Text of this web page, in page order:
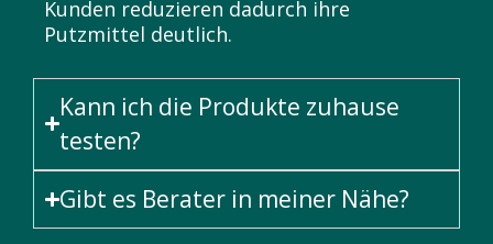
Kunden reduzieren dadurch ihre
Putzmittel deutlich.
Kann ich die Produkte zuhause
testen?
Gibt es Berater in meiner Nähe?